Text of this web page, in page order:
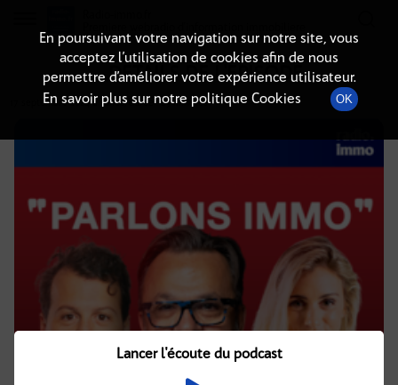
DÉTAILS DE L'ÉPISODE
17 septembre 2024à 10h02, durée : 29 minutes
En poursuivant votre navigation sur notre site, vous
acceptez l’utilisation de cookies afin de nous
permettre d’améliorer votre expérience utilisateur.
En savoir plus sur notre politique Cookies
OK
Lancer l'écoute du podcast